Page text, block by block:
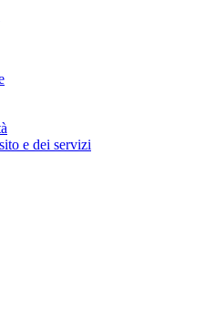
e dei servizi